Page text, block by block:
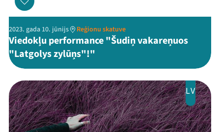
Arhīvs
Viņi bija LAMPĀ 2026
Jaunumi
Ziedo
Veikals
2023. gada 10. jūnijs Reģionu skatuve
Viedokļu performance "Šudiņ vakareņuos
"Latgolys zylūņs"!"
LV